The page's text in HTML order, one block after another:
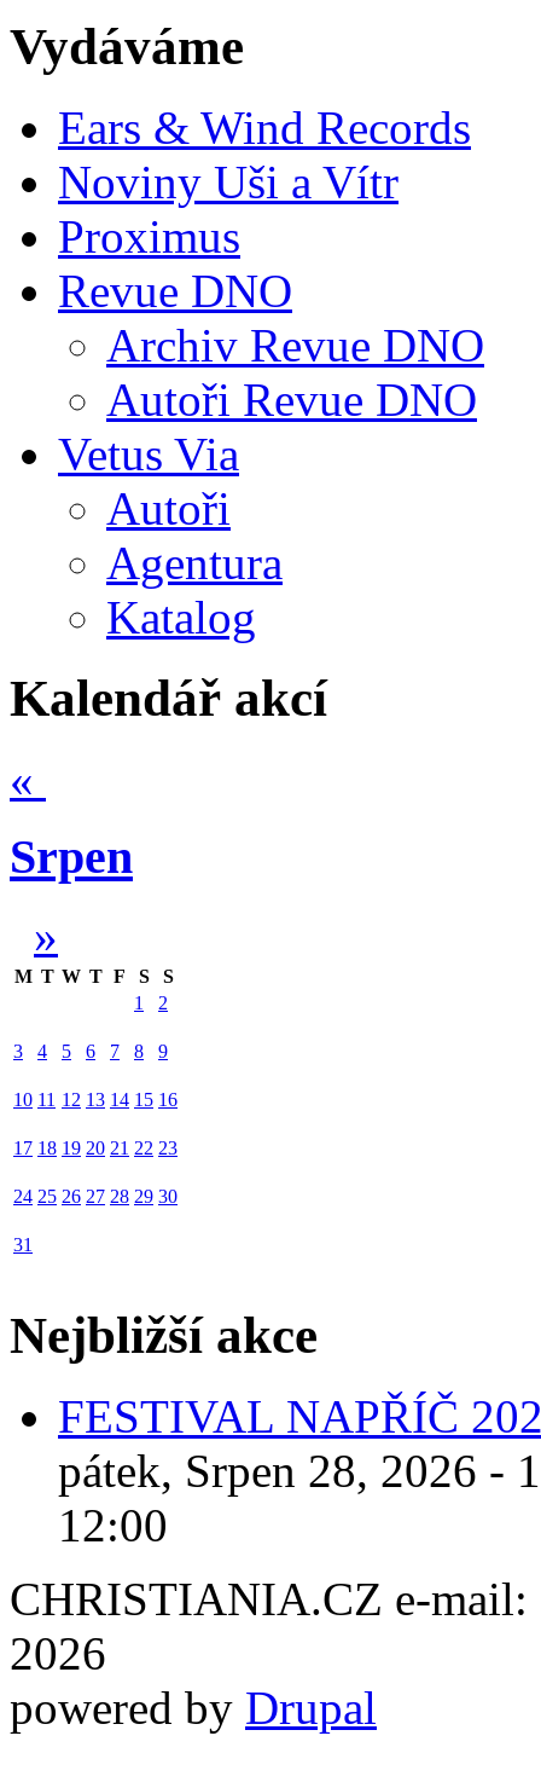
Vydáváme
Ears & Wind Records
Noviny Uši a Vítr
Proximus
Revue DNO
Archiv Revue DNO
Autoři Revue DNO
Vetus Via
Autoři
Agentura
Katalog
Kalendář akcí
«
Srpen
»
M T W T F S
S
1
2
3 4 5 6 7 8 9
10 11 12 13 14 15 16
17 18 19 20 21 22 23
24 25 26 27 28 29 30
31
Nejbližší akce
FESTIVAL NAPŘÍČ
pátek, Srpen 28, 2026 -
12:00
CHRISTIANIA.CZ e-mail:
2026
powered by Drupal